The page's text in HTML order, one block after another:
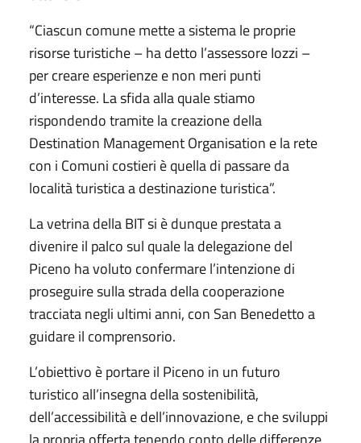
“Ciascun comune mette a sistema le proprie
risorse turistiche – ha detto l’assessore Iozzi –
per creare esperienze e non meri punti
d’interesse. La sfida alla quale stiamo
rispondendo tramite la creazione della
Destination Management Organisation e la rete
con i Comuni costieri è quella di passare da
località turistica a destinazione turistica”.
La vetrina della BIT si è dunque prestata a
divenire il palco sul quale la delegazione del
Piceno ha voluto confermare l’intenzione di
proseguire sulla strada della cooperazione
tracciata negli ultimi anni, con San Benedetto a
guidare il comprensorio.
L’obiettivo è portare il Piceno in un futuro
turistico all’insegna della sostenibilità,
dell’accessibilità e dell’innovazione, e che sviluppi